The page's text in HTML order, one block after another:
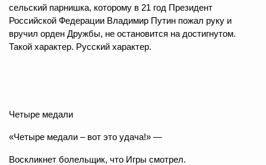
сельский парнишка, которому в 21 год Президент
Российской Федерации Владимир Путин пожал руку и
вручил орден Дружбы, не остановится на достигнутом.
Такой характер. Русский характер.
Четыре медали
«Четыре медали – вот это удача!» —
Воскликнет болельщик, что Игры смотрел.